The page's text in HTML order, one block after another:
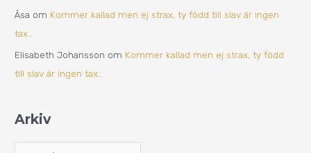
Åsa om Kommer kallad men ej strax, ty född till slav är ingen
tax…
Elisabeth Johansson om Kommer kallad men ej strax, ty född
till slav är ingen tax…
Arkiv